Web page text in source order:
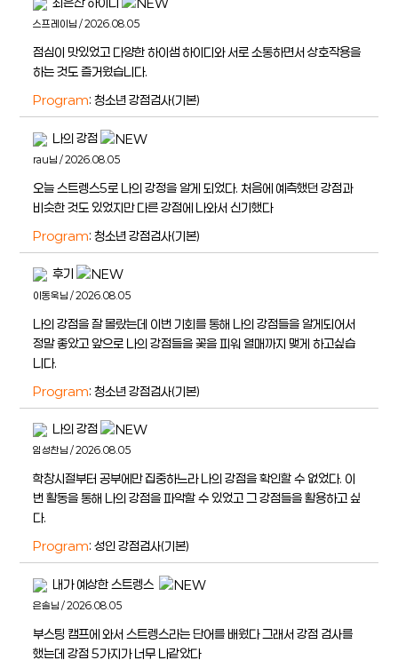
스프레이님 / 2026.08.05
점심이 맛있었고 다양한 하이샘 하이디와 서로 소통하면서 상호작용을
하는 것도 즐거웠습니다.
Program: 청소년 강점검사(기본)
나의 강점
rau님 / 2026.08.05
오늘 스트렝스5로 나의 강정을 알게 되었다. 처음에 예측했던 강점과
비슷한 것도 있었지만 다른 강점에 나와서 신기했다
Program: 청소년 강점검사(기본)
후기
이동욱님 / 2026.08.05
나의 강점을 잘 몰랐는데 이번 기회를 통해 나의 강점들을 알게되어서
정말 좋았고 앞으로 나의 강점들을 꽃을 피워 열매까지 맺게 하고싶습
니다.
Program: 청소년 강점검사(기본)
나의 강점
임성찬님 / 2026.08.05
학창시절부터 공부에만 집중하느라 나의 강점을 확인할 수 없었다. 이
번 활동을 통해 나의 강점을 파악할 수 있었고 그 강점들을 활용하고 싶
다.
Program: 성인 강점검사(기본)
내가 예상한 스트렝스
은솔님 / 2026.08.05
부스팅 캠프에 와서 스트렝스라는 단어를 배웠다 그래서 강점 검사를
했는데 강점 5가지가 너무 나같았다